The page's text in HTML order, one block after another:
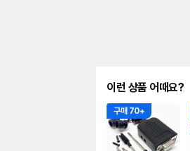
이런 상품 어때요?
구매 70+